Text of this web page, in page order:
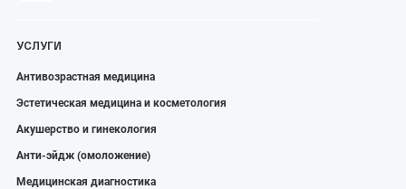
УСЛУГИ
Антивозрастная медицина
Эстетическая медицина и косметология
Акушерство и гинекология
Анти-эйдж (омоложение)
Медицинская диагностика